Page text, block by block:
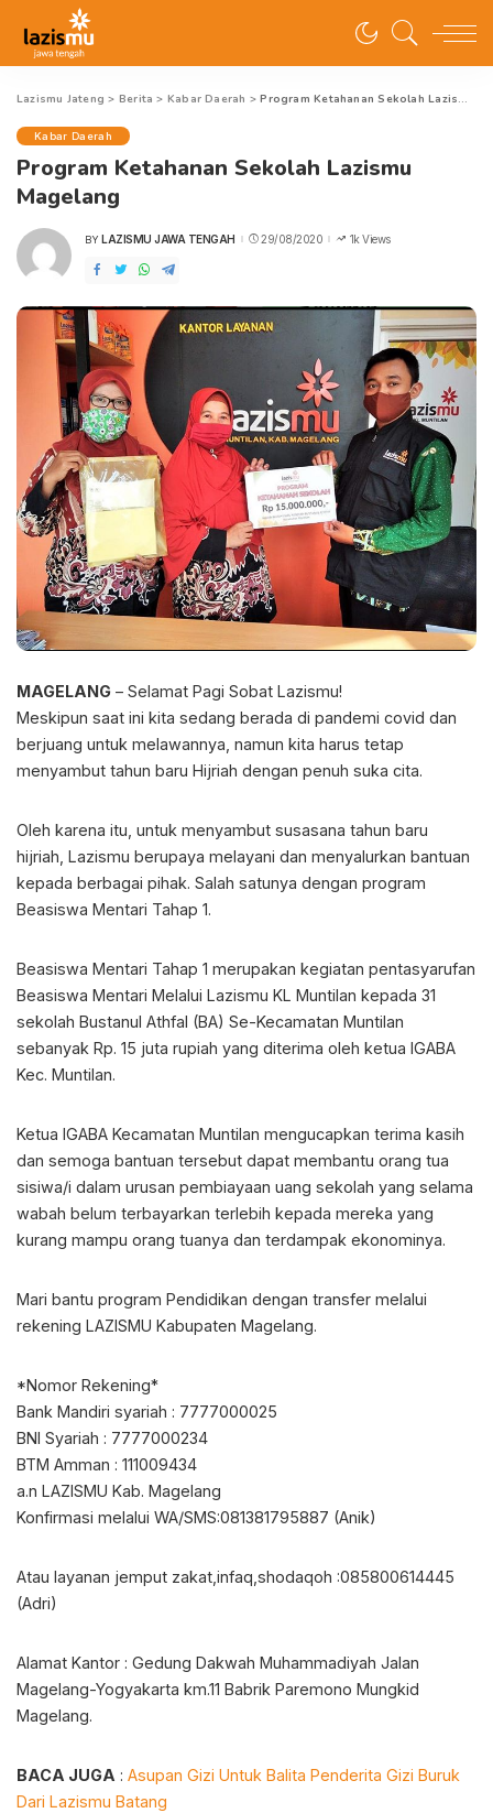
Lazismu Jateng > Berita > Kabar Daerah >Program Ketahanan Sekolah Lazismu Magelang
Kabar Daerah
Program Ketahanan Sekolah Lazismu
Magelang
POSTED
BY LAZISMU JAWA TENGAH 29/08/2020 1k Views
MAGELANG – Selamat Pagi Sobat Lazismu!
Meskipun saat ini kita sedang berada di pandemi covid dan
berjuang untuk melawannya, namun kita harus tetap
menyambut tahun baru Hijriah dengan penuh suka cita.
Oleh karena itu, untuk menyambut susasana tahun baru
hijriah, Lazismu berupaya melayani dan menyalurkan bantuan
kepada berbagai pihak. Salah satunya dengan program
Beasiswa Mentari Tahap 1.
Beasiswa Mentari Tahap 1 merupakan kegiatan pentasyarufan
Beasiswa Mentari Melalui Lazismu KL Muntilan kepada 31
sekolah Bustanul Athfal (BA) Se-Kecamatan Muntilan
sebanyak Rp. 15 juta rupiah yang diterima oleh ketua IGABA
Kec. Muntilan.
Ketua IGABA Kecamatan Muntilan mengucapkan terima kasih
dan semoga bantuan tersebut dapat membantu orang tua
sisiwa/i dalam urusan pembiayaan uang sekolah yang selama
wabah belum terbayarkan terlebih kepada mereka yang
kurang mampu orang tuanya dan terdampak ekonominya.
Mari bantu program Pendidikan dengan transfer melalui
rekening LAZISMU Kabupaten Magelang.
*Nomor Rekening*
Bank Mandiri syariah : 7777000025
BNI Syariah : 7777000234
BTM Amman : 111009434
a.n LAZISMU Kab. Magelang
Konfirmasi melalui WA/SMS:081381795887 (Anik)
Atau layanan jemput zakat,infaq,shodaqoh :085800614445
(Adri)
Alamat Kantor : Gedung Dakwah Muhammadiyah Jalan
Magelang-Yogyakarta km.11 Babrik Paremono Mungkid
Magelang.
BACA JUGA : Asupan Gizi Untuk Balita Penderita Gizi Buruk
Dari Lazismu Batang